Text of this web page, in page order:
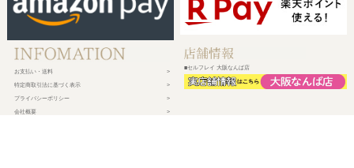
お支払い・送料
特定商取引法に基づく表示
プライバシーポリシー
会社概要
■セルフレイ 大阪なんば店